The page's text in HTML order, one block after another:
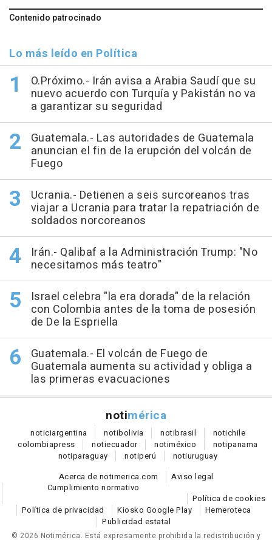
Contenido patrocinado
Lo más leído en Política
O.Próximo.- Irán avisa a Arabia Saudí que su
nuevo acuerdo con Turquía y Pakistán no va
a garantizar su seguridad
Guatemala.- Las autoridades de Guatemala
anuncian el fin de la erupción del volcán de
Fuego
Ucrania.- Detienen a seis surcoreanos tras
viajar a Ucrania para tratar la repatriación de
soldados norcoreanos
Irán.- Qalibaf a la Administración Trump: "No
necesitamos más teatro"
Israel celebra "la era dorada" de la relación
con Colombia antes de la toma de posesión
de De la Espriella
Guatemala.- El volcán de Fuego de
Guatemala aumenta su actividad y obliga a
las primeras evacuaciones
notimérica
noticiargentina notibolivia notibrasil notichile
colombiapress notiecuador notiméxico notipanama
notiparaguay notiperú notiuruguay
Acerca de notimerica.com
Aviso legal
Cumplimiento normativo
Política de cookies
Política de privacidad
Kiosko Google Play
Hemeroteca
Publicidad estatal
© 2026 Notimérica. Está expresamente prohibida la redistribución y